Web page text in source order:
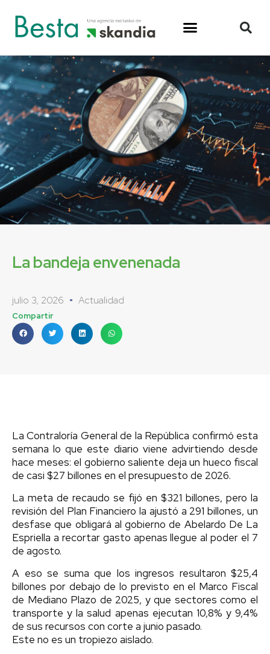
La bandeja envenenada
julio 3, 2026 Actualidad
Compartir
La Contraloría General de la República confirmó esta
semana lo que este diario viene advirtiendo desde
hace meses: el gobierno saliente deja un hueco fiscal
de casi $27 billones en el presupuesto de 2026.
La meta de recaudo se fijó en $321 billones, pero la
revisión del Plan Financiero la ajustó a 291 billones, un
desfase que obligará al gobierno de Abelardo De La
Espriella a recortar gasto apenas llegue al poder el 7
de agosto.
A eso se suma que los ingresos resultaron $25,4
billones por debajo de lo previsto en el Marco Fiscal
de Mediano Plazo de 2025, y que sectores como el
transporte y la salud apenas ejecutan 10,8% y 9,4%
de sus recursos con corte a junio pasado.
Este no es un tropiezo aislado.